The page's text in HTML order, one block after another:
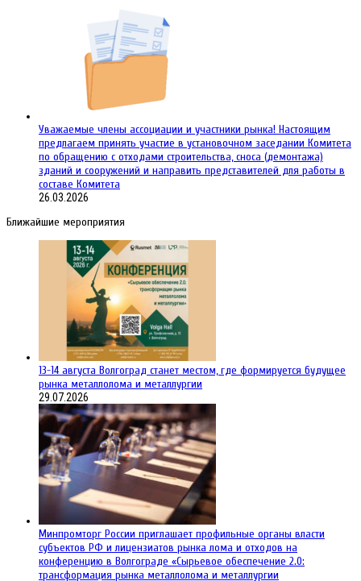
Уважаемые члены ассоциации и участники рынка! Настоящим
предлагаем принять участие в установочном заседании Комитета
по обращению с отходами строительства, сноса (демонтажа)
зданий и сооружений и направить представителей для работы в
составе Комитета
26.03.2026
Ближайшие мероприятия
13-14 августа Волгоград станет местом, где формируется будущее
рынка металлолома и металлургии
29.07.2026
Минпромторг России приглашает профильные органы власти
субъектов РФ и лицензиатов рынка лома и отходов на
конференцию в Волгограде «Сырьевое обеспечение 2.0:
трансформация рынка металлолома и металлургии